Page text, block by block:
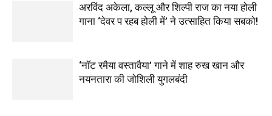
अरविंद अकेला, कल्लू और शिल्पी राज का नया होली
गाना ‘देवर प रहब होली में’ ने उत्साहित किया सबको!
‘नॉट रमैया वस्तावैया’ गाने में शाह रुख खान और
नयनतारा की जोशिली युगलबंदी